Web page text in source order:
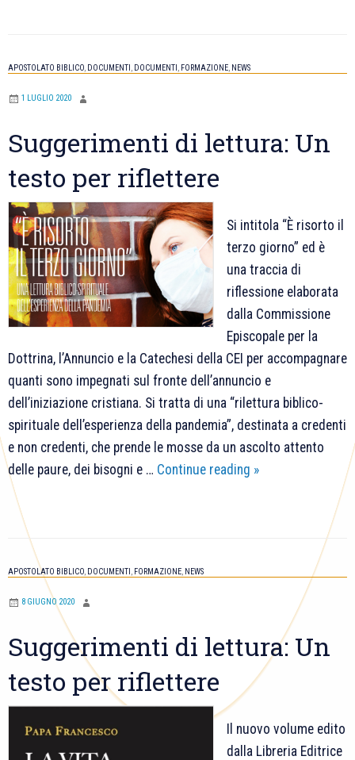
tutti
APOSTOLATO BIBLICO, DOCUMENTI, DOCUMENTI, FORMAZIONE, NEWS
1 LUGLIO 2020
Suggerimenti di lettura: Un
testo per riflettere
Si intitola “È risorto il
terzo giorno” ed è
una traccia di
riflessione elaborata
dalla Commissione
Episcopale per la
Dottrina, l’Annuncio e la Catechesi della CEI per accompagnare
quanti sono impegnati sul fronte dell’annuncio e
dell’iniziazione cristiana. Si tratta di una “rilettura biblico-
spirituale dell’esperienza della pandemia”, destinata a credenti
e non credenti, che prende le mosse da un ascolto attento
delle paure, dei bisogni e … Continue reading Suggerimenti
per
riflettere
»
APOSTOLATO BIBLICO, DOCUMENTI, FORMAZIONE, NEWS
8 GIUGNO 2020
Suggerimenti di lettura: Un
testo per riflettere
Il nuovo volume edito
dalla Libreria Editrice